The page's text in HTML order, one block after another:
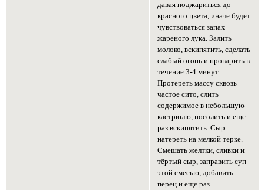
давая поджариться до
красного цвета, иначе будет
чувствоваться запах
жареного лука. Залить
молоко, вскипятить, сделать
слабый огонь и проварить в
течение 3-4 минут.
Протереть массу сквозь
частое сито, слить
содержимое в небольшую
кастрюлю, посолить и еще
раз вскипятить. Сыр
натереть на мелкой терке.
Смешать желтки, сливки и
тёртый сыр, заправить суп
этой смесью, добавить
перец и еще раз